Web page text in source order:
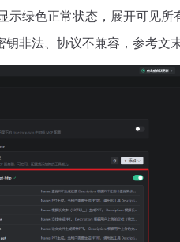
示绿色正常状态，展开可见所
钥非法、协议不兼容，参考文